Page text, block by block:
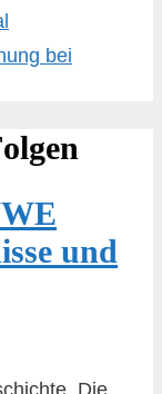
bei
und